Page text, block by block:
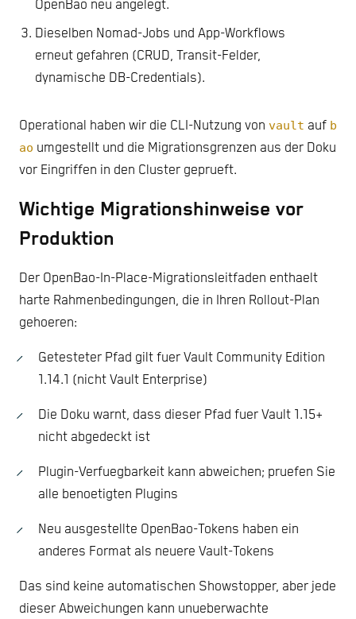
OpenBao neu angelegt.
Dieselben Nomad-Jobs und App-Workflows
erneut gefahren (CRUD, Transit-Felder,
dynamische DB-Credentials).
Operational haben wir die CLI-Nutzung von vault auf b
ao umgestellt und die Migrationsgrenzen aus der Doku
vor Eingriffen in den Cluster geprueft.
Wichtige Migrationshinweise vor
Produktion
Der OpenBao-In-Place-Migrationsleitfaden enthaelt
harte Rahmenbedingungen, die in Ihren Rollout-Plan
gehoeren:
Getesteter Pfad gilt fuer Vault Community Edition
1.14.1 (nicht Vault Enterprise)
Die Doku warnt, dass dieser Pfad fuer Vault 1.15+
nicht abgedeckt ist
Plugin-Verfuegbarkeit kann abweichen; pruefen Sie
alle benoetigten Plugins
Neu ausgestellte OpenBao-Tokens haben ein
anderes Format als neuere Vault-Tokens
Das sind keine automatischen Showstopper, aber jede
dieser Abweichungen kann unueberwachte